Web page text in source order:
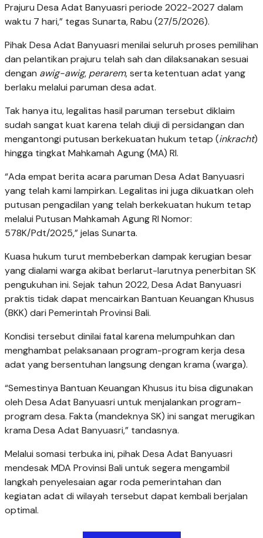
Prajuru Desa Adat Banyuasri periode 2022-2027 dalam
waktu 7 hari,” tegas Sunarta, Rabu (27/5/2026).
Pihak Desa Adat Banyuasri menilai seluruh proses pemilihan
dan pelantikan prajuru telah sah dan dilaksanakan sesuai
dengan awig-awig, perarem, serta ketentuan adat yang
berlaku melalui paruman desa adat.
Tak hanya itu, legalitas hasil paruman tersebut diklaim
sudah sangat kuat karena telah diuji di persidangan dan
mengantongi putusan berkekuatan hukum tetap (inkracht)
hingga tingkat Mahkamah Agung (MA) RI.
“Ada empat berita acara paruman Desa Adat Banyuasri
yang telah kami lampirkan. Legalitas ini juga dikuatkan oleh
putusan pengadilan yang telah berkekuatan hukum tetap
melalui Putusan Mahkamah Agung RI Nomor:
578K/Pdt/2025,” jelas Sunarta.
Kuasa hukum turut membeberkan dampak kerugian besar
yang dialami warga akibat berlarut-larutnya penerbitan SK
pengukuhan ini. Sejak tahun 2022, Desa Adat Banyuasri
praktis tidak dapat mencairkan Bantuan Keuangan Khusus
(BKK) dari Pemerintah Provinsi Bali.
Kondisi tersebut dinilai fatal karena melumpuhkan dan
menghambat pelaksanaan program-program kerja desa
adat yang bersentuhan langsung dengan krama (warga).
“Semestinya Bantuan Keuangan Khusus itu bisa digunakan
oleh Desa Adat Banyuasri untuk menjalankan program-
program desa. Fakta (mandeknya SK) ini sangat merugikan
krama Desa Adat Banyuasri,” tandasnya.
Melalui somasi terbuka ini, pihak Desa Adat Banyuasri
mendesak MDA Provinsi Bali untuk segera mengambil
langkah penyelesaian agar roda pemerintahan dan
kegiatan adat di wilayah tersebut dapat kembali berjalan
optimal.